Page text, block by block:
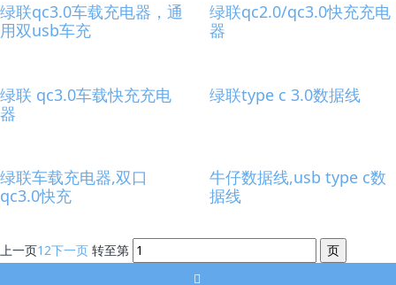
绿联qc3.0车载充电器，通
用双usb车充
绿联qc2.0/qc3.0快充充电
器
绿联 qc3.0车载快充充电
器
绿联type c 3.0数据线
绿联车载充电器,双口
qc3.0快充
牛仔数据线,usb type c数
据线
上一页12下一页 转至第